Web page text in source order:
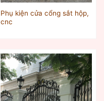
Phụ kiện cửa cổng sắt hộp,
cnc